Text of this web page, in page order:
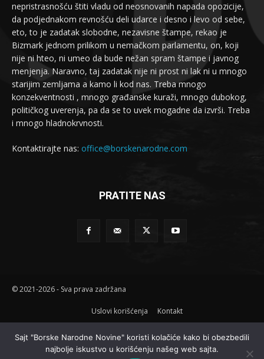
nepristrasnošću štiti vladu od neosnovanih napada opozicije,
da podjednakom revnošću deli udarce i desno i levo od sebe,
eto, to je zadatak slobodne, nezavisne štampe, rekao je
Bizmark jednom prilikom u nemačkom parlamentu, on, koji
nije ni hteo, ni umeo da bude nežan spram štampe i javnog
menjenja. Naravno, taj zadatak nije ni prost ni lak ni u mnogo
starijim zemljama a kamo li kod nas. Treba mnogo
konzekventnosti , mnogo građanske kuraži, mnogo dubokog,
političkog uverenja, pa da se to uvek mogadne da izvrši. Treba
i mnogo hladnokrvnosti.
Kontaktirajte nas: office@borskenarodne.com
PRATITE NAS
© 2021-2026 - Sva prava zadržana
Uslovi korišćenja Kontakt
Sajt "Borske Narodne Novine" koristi kolačiće kako bi obezbedili
najbolje iskustvo u korišćenju našeg web sajta.